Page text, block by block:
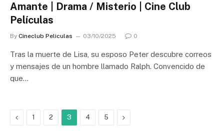
Amante | Drama / Misterio | Cine Club
Películas
By Cineclub Peliculas 03/10/2025 0
Tras la muerte de Lisa, su esposo Peter descubre correos
y mensajes de un hombre llamado Ralph. Convencido de
que…
Previous
1 2 3 4 5 Next